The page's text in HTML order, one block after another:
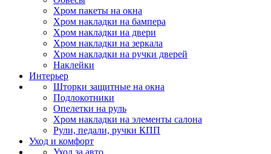
Хром пакеты на окна
Хром накладки на бампера
Хром накладки на двери
Хром накладки на зеркала
Хром накладки на ручки дверей
Наклейки
Интерьер
Шторки защитные на окна
Подлокотники
Опелетки на руль
Хром накладки на элементы салона
Рули, педали, ручки КПП
Уход и комфорт
Уход за авто